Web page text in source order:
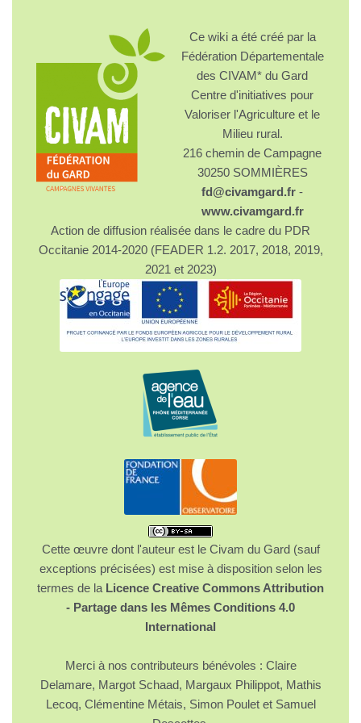
Ce wiki a été créé par la
Fédération Départementale
des CIVAM* du Gard
Centre d'initiatives pour
Valoriser l'Agriculture et le
Milieu rural.
216 chemin de Campagne
30250 SOMMIÈRES
fd@civamgard.fr -
www.civamgard.fr
Action de diffusion réalisée dans le cadre du PDR
Occitanie 2014-2020 (FEADER 1.2. 2017, 2018, 2019,
2021 et 2023)
Cette œuvre dont l'auteur est le Civam du Gard (sauf
exceptions précisées) est mise à disposition selon les
termes de la Licence Creative Commons Attribution
- Partage dans les Mêmes Conditions 4.0
International
Merci à nos contributeurs bénévoles : Claire
Delamare, Margot Schaad, Margaux Philippot, Mathis
Lecoq, Clémentine Métais, Simon Poulet et Samuel